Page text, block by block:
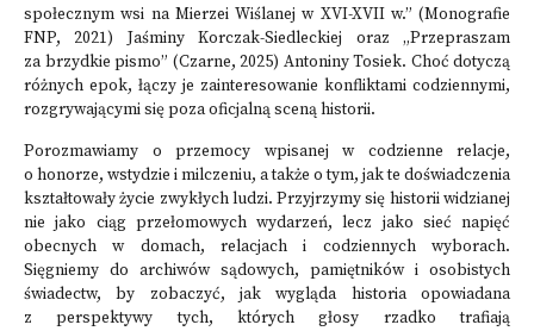
społecznym wsi na Mierzei Wiślanej w XVI-XVII w.” (Monografie
FNP, 2021) Jaśminy Korczak-Siedleckiej oraz „Przepraszam
za brzydkie pismo” (Czarne, 2025) Antoniny Tosiek. Choć dotyczą
różnych epok, łączy je zainteresowanie konfliktami codziennymi,
rozgrywającymi się poza oficjalną sceną historii.
Porozmawiamy o przemocy wpisanej w codzienne relacje,
o honorze, wstydzie i milczeniu, a także o tym, jak te doświadczenia
kształtowały życie zwykłych ludzi. Przyjrzymy się historii widzianej
nie jako ciąg przełomowych wydarzeń, lecz jako sieć napięć
obecnych w domach, relacjach i codziennych wyborach.
Sięgniemy do archiwów sądowych, pamiętników i osobistych
świadectw, by zobaczyć, jak wygląda historia opowiadana
z perspektywy tych, których głosy rzadko trafiają